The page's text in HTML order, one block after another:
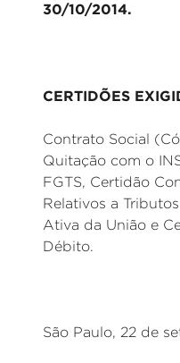
30/10/2014.
CERTIDÕES
Contrato Social
Quitação com o
FGTS, Certidão
Relativos a
Ativa da União e
Débito.
São Paulo, 22 de